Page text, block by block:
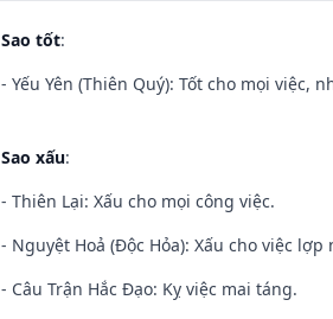
Sao tốt:
- Yếu Yên (Thiên Quý): Tốt cho mọi việc,
Sao xấu:
- Thiên Lại: Xấu cho mọi công việc.
- Nguyệt Hoả (Độc Hỏa): Xấu cho việc lợp
- Câu Trận Hắc Đạo: Kỵ việc mai táng.